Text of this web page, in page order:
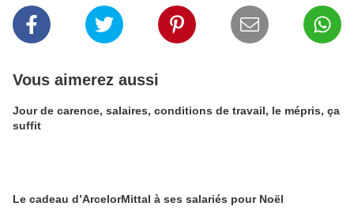
Vous aimerez aussi
Jour de carence, salaires, conditions de travail, le mépris, ça
suffit
Le cadeau d’ArcelorMittal à ses salariés pour Noël